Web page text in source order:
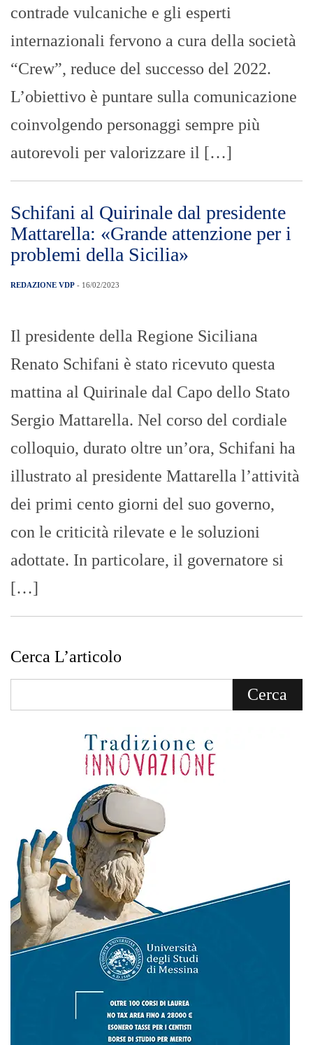
contrade vulcaniche e gli esperti
internazionali fervono a cura della società
“Crew”, reduce del successo del 2022.
L’obiettivo è puntare sulla comunicazione
coinvolgendo personaggi sempre più
autorevoli per valorizzare il […]
Schifani al Quirinale dal presidente
Mattarella: «Grande attenzione per i
problemi della Sicilia»
REDAZIONE VDP - 16/02/2023
Il presidente della Regione Siciliana
Renato Schifani è stato ricevuto questa
mattina al Quirinale dal Capo dello Stato
Sergio Mattarella. Nel corso del cordiale
colloquio, durato oltre un’ora, Schifani ha
illustrato al presidente Mattarella l’attività
dei primi cento giorni del suo governo,
con le criticità rilevate e le soluzioni
adottate. In particolare, il governatore si
[…]
Cerca L’articolo